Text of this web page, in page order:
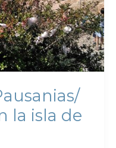
la isla de